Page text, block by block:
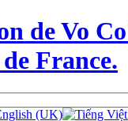
de Vo
France.